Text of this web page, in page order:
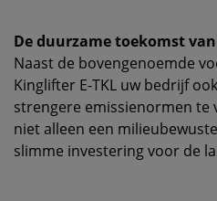
De duurzame toekomst
Naast de bovengenoemde
Kinglifter E-TKL uw bedrijf
strengere emissienormen te
niet alleen een
slimme investering voor de